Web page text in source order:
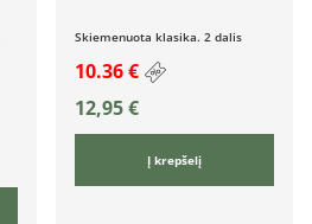
Skiemenuota klasika. 2 dalis
10.36 €
12,95€
Į krepšelį